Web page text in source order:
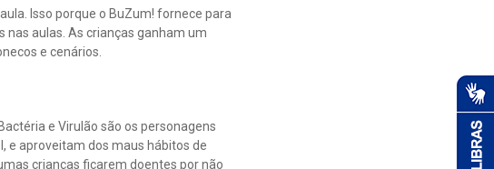
Isso porque o BuZum! fornece para
aulas. As crianças ganham um
e cenários.
e Virulão são os personagens
e aproveitam dos maus hábitos de
crianças ficarem doentes por não